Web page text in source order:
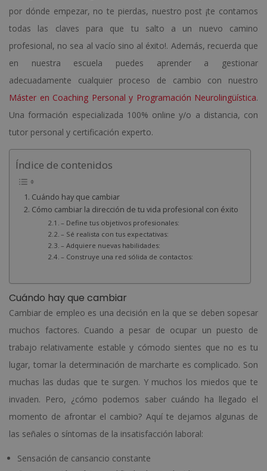
por dónde empezar, no te pierdas, nuestro post ¡te contamos
todas las claves para que tu salto a un nuevo camino
profesional, no sea al vacío sino al éxito!. Además, recuerda que
en nuestra escuela puedes aprender a gestionar
adecuadamente cualquier proceso de cambio con nuestro
Máster en Coaching Personal y Programación Neurolingüística.
Una formación especializada 100% online y/o a distancia, con
tutor personal y certificación experto.
Índice de contenidos
Cuándo hay que cambiar
Cómo cambiar la dirección de tu vida profesional con éxito
– Define tus objetivos profesionales:
– Sé realista con tus expectativas:
– Adquiere nuevas habilidades:
– Construye una red sólida de contactos:
Cuándo hay que cambiar
Cambiar de empleo es una decisión en la que se deben sopesar
muchos factores. Cuando a pesar de ocupar un puesto de
trabajo relativamente estable y cómodo sientes que no es tu
lugar, tomar la determinación de marcharte es complicado. Son
muchas las dudas que te surgen. Y muchos los miedos que te
invaden. Pero, ¿cómo podemos saber cuándo ha llegado el
momento de afrontar el cambio? Aquí te dejamos algunas de
las señales o síntomas de la insatisfacción laboral:
Sensación de cansancio constante